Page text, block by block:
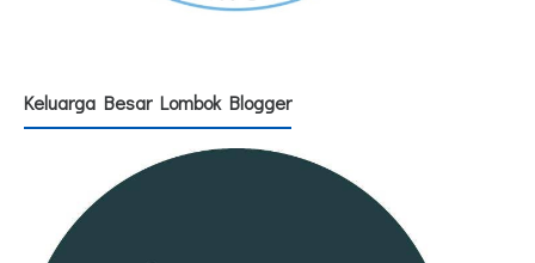
Keluarga Besar Lombok Blogger